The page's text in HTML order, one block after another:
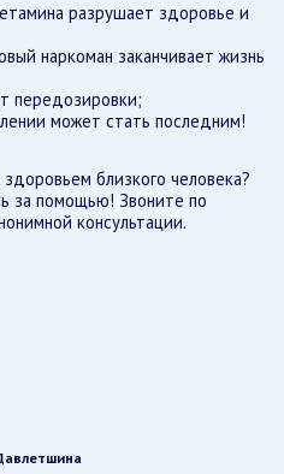
разрушает здоровье и
наркоман заканчивает жизнь
передозировки;
может стать последним!
близкого человека?
за помощью! Звоните по
консультации.